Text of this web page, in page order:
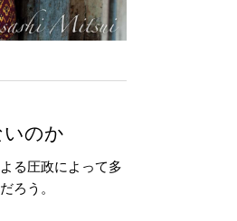
のか
る圧政によって多
ろう。